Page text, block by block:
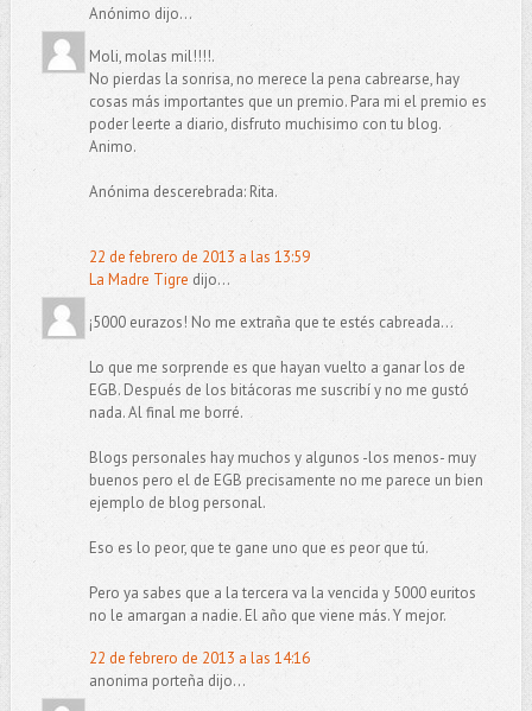
Anónimo dijo...
Moli, molas mil!!!!.
No pierdas la sonrisa, no merece la pena cabrearse, hay
cosas más importantes que un premio. Para mi el premio es
poder leerte a diario, disfruto muchisimo con tu blog.
Animo.
Anónima descerebrada: Rita.
22 de febrero de 2013 a las 13:59
La Madre Tigre dijo...
¡5000 eurazos! No me extraña que te estés cabreada...
Lo que me sorprende es que hayan vuelto a ganar los de
EGB. Después de los bitácoras me suscribí y no me gustó
nada. Al final me borré.
Blogs personales hay muchos y algunos -los menos- muy
buenos pero el de EGB precisamente no me parece un bien
ejemplo de blog personal.
Eso es lo peor, que te gane uno que es peor que tú.
Pero ya sabes que a la tercera va la vencida y 5000 euritos
no le amargan a nadie. El año que viene más. Y mejor.
22 de febrero de 2013 a las 14:16
anonima porteña dijo...